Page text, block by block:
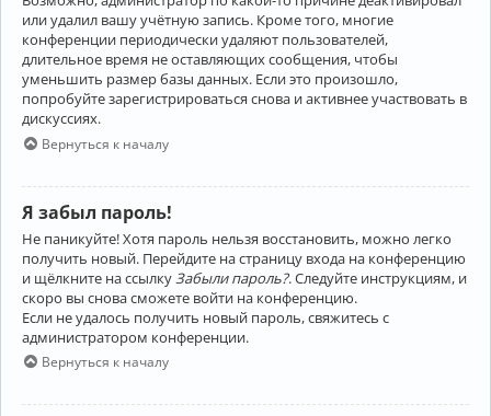
или удалил вашу учётную запись. Кроме того, многие
конференции периодически удаляют пользователей,
длительное время не оставляющих сообщения, чтобы
уменьшить размер базы данных. Если это произошло,
попробуйте зарегистрироваться снова и активнее участвовать в
дискуссиях.
Вернуться к началу
Я забыл пароль!
Не паникуйте! Хотя пароль нельзя восстановить, можно легко
получить новый. Перейдите на страницу входа на конференцию
и щёлкните на ссылку Забыли пароль?. Следуйте инструкциям, и
скоро вы снова сможете войти на конференцию.
Если не удалось получить новый пароль, свяжитесь с
администратором конференции.
Вернуться к началу